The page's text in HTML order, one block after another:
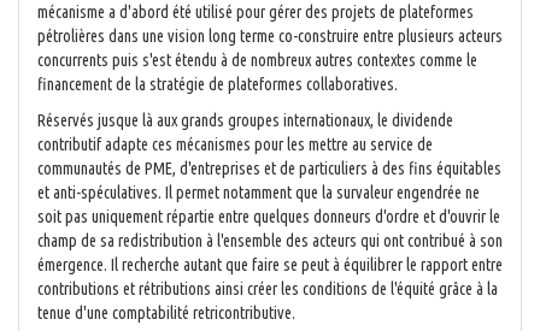
mécanisme a d'abord été utilisé pour gérer des projets de plateformes
pétrolières dans une vision long terme co-construire entre plusieurs acteurs
concurrents puis s'est étendu à de nombreux autres contextes comme le
financement de la stratégie de plateformes collaboratives.
Réservés jusque là aux grands groupes internationaux, le dividende
contributif adapte ces mécanismes pour les mettre au service de
communautés de PME, d'entreprises et de particuliers à des fins équitables
et anti-spéculatives. Il permet notamment que la survaleur engendrée ne
soit pas uniquement répartie entre quelques donneurs d'ordre et d'ouvrir le
champ de sa redistribution à l'ensemble des acteurs qui ont contribué à son
émergence. Il recherche autant que faire se peut à équilibrer le rapport entre
contributions et rétributions ainsi créer les conditions de l'équité grâce à la
tenue d'une comptabilité retricontributive.